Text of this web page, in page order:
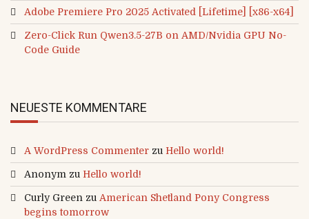
Adobe Premiere Pro 2025 Activated [Lifetime] [x86-x64]
Zero-Click Run Qwen3.5-27B on AMD/Nvidia GPU No-
Code Guide
NEUESTE KOMMENTARE
A WordPress Commenter zu Hello world!
Anonym zu Hello world!
Curly Green zu American Shetland Pony Congress
begins tomorrow